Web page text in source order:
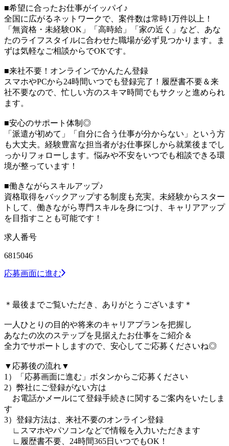
■希望に合ったお仕事がイッパイ♪
全国に広がるネットワークで、案件数は常時1万件以上！
「無資格・未経験OK」「高時給」「家の近く」など、あな
たのライフスタイルに合わせた職場が必ず見つかります。ま
ずは気軽なご相談からでOKです。
■来社不要！オンラインでかんたん登録
スマホやPCから24時間いつでも登録完了！履歴書不要＆来
社不要なので、忙しい方のスキマ時間でもサクッと進められ
ます。
■安心のサポート体制◎
「派遣が初めて」「自分に合う仕事が分からない」という方
も大丈夫。経験豊富な担当者がお仕事探しから就業後までし
っかりフォローします。悩みや不安をいつでも相談できる環
境が整っています！
■働きながらスキルアップ♪
資格取得をバックアップする制度も充実。未経験からスター
トして、働きながら専門スキルを身につけ、キャリアアップ
を目指すことも可能です！
求人番号
6815046
応募画面に進む
＊最後までご覧いただき、ありがとうございます＊
一人ひとりの目的や将来のキャリアプランを把握し
あなたの次のステップを見据えたお仕事をご紹介＆
全力でサポートしますので、安心してご応募くださいね◎
▼応募後の流れ▼
1）「応募画面に進む」ボタンからご応募ください
2）弊社にご登録がない方は
お電話かメールにて登録手続きに関するご案内をいたしま
す
3）登録方法は、来社不要のオンライン登録
∟スマホやパソコンなどで情報を入力いただきます
∟履歴書不要、24時間365日いつでもOK！